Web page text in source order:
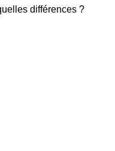
différences ?